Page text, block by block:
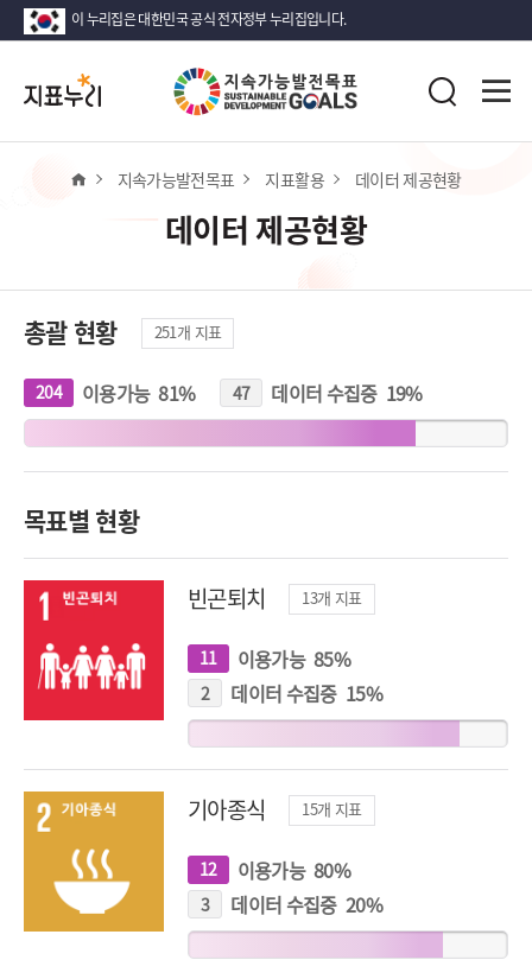
이 누리집은 대한민국 공식 전자정부 누리집입니다.
지
표
누
검
홈 지속가능발전목표 지표활용 데이터 제공현황
데이터 제공현황
총괄 현황 251개 지표
204개
지
표
이용가능 81% 47개
지
표
데이터 수집중 19%
목표별 현황
빈곤퇴치 13개 지표
11개
지
표
이용가능 85%
2개
지
표
데이터 수집중 15%
기아종식 15개 지표
12개
지
표
이용가능 80%
3개
지
표
데이터 수집중 20%